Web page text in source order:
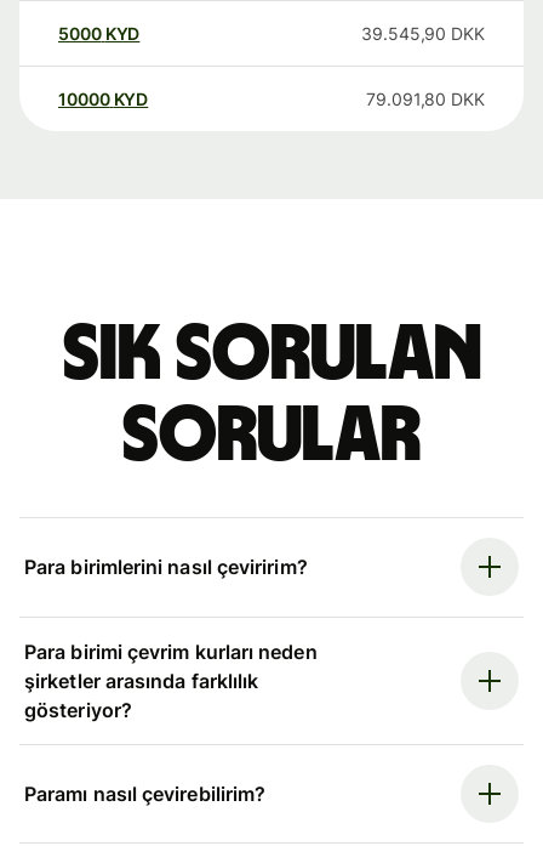
5000 KYD 39.545,90 DKK
10000 KYD 79.091,80 DKK
Sık sorulan
sorular
Para birimlerini nasıl çeviririm?
Para birimi çevrim kurları neden
şirketler arasında farklılık
gösteriyor?
Paramı nasıl çevirebilirim?